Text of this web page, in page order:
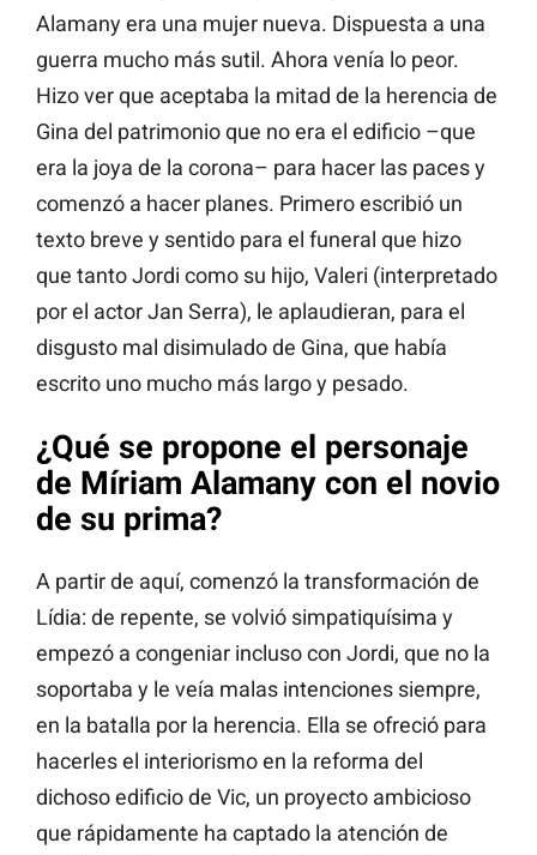
Alamany era una mujer nueva. Dispuesta a una
guerra mucho más sutil. Ahora venía lo peor.
Hizo ver que aceptaba la mitad de la herencia de
Gina del patrimonio que no era el edificio –que
era la joya de la corona– para hacer las paces y
comenzó a hacer planes. Primero escribió un
texto breve y sentido para el funeral que hizo
que tanto Jordi como su hijo, Valeri (interpretado
por el actor Jan Serra), le aplaudieran, para el
disgusto mal disimulado de Gina, que había
escrito uno mucho más largo y pesado.
¿Qué se propone el personaje
de Míriam Alamany con el novio
de su prima?
A partir de aquí, comenzó la transformación de
Lídia: de repente, se volvió simpatiquísima y
empezó a congeniar incluso con Jordi, que no la
soportaba y le veía malas intenciones siempre,
en la batalla por la herencia. Ella se ofreció para
hacerles el interiorismo en la reforma del
dichoso edificio de Vic, un proyecto ambicioso
que rápidamente ha captado la atención de